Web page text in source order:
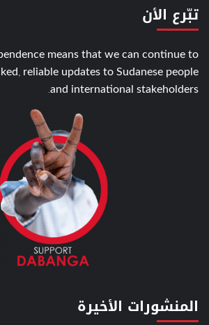
تبّرع الأن
means that we can continue to
reliable updates to Sudanese people
and international stakeholders.
المنشورات الأخيرة